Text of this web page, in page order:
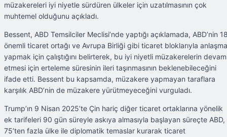
müzakereleri iyi niyetle sürdüren ülkeler için uzatılmasının çok
muhtemel olduğunu açıkladı.
Bessent, ABD Temsilciler Meclisi’nde yaptığı açıklamada, ABD’nin
önemli ticaret ortağı ve Avrupa Birliği gibi ticaret bloklarıyla anlaşma
yapmak için çalıştığını belirterek, bu iyi niyetli müzakerelerin devam
etmesi için erteleme süresinin ileri taşınmasının beklenebileceğini
ifade etti. Bessent bu kapsamda, müzakere yapmayan taraflara
karşılık ABD’nin de müzakere yürütmeyeceğini vurguladı.
Trump’ın 9 Nisan 2025’te Çin hariç diğer ticaret ortaklarına yönelik
ek tarifeleri 90 gün süreyle askıya almasıyla başlayan süreçte ABD,
75’ten fazla ülke ile diplomatik temaslar kurarak ticaret